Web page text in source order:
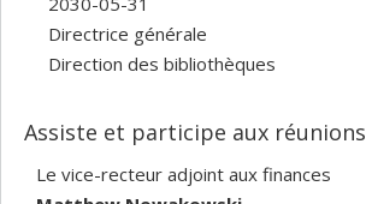
Directrice générale
Direction des bibliothèques
Assiste et participe aux réunions
Le vice-recteur adjoint aux finances